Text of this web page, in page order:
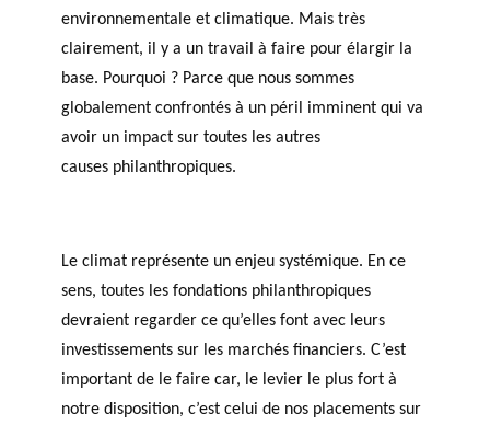
environnementale et climatique. Mais très
clairement, il y a un travail à faire pour élargir la
base. Pourquoi ? Parce que nous sommes
globalement confrontés à un péril imminent qui va
avoir un impact sur toutes les autres
causes philanthropiques.
Le climat représente un enjeu systémique. En ce
sens, toutes les fondations philanthropiques
devraient regarder ce qu’elles font avec leurs
investissements sur les marchés financiers. C’est
important de le faire car, le levier le plus fort à
notre disposition, c’est celui de nos placements sur